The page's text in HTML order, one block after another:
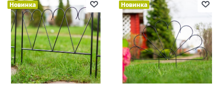
Новинка Новинка